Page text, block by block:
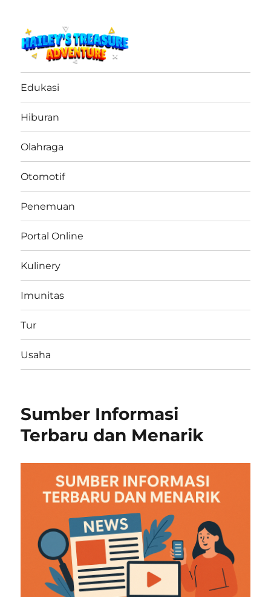
haileystreasureadventure.net
Edukasi
Hiburan
Olahraga
Otomotif
Penemuan
Portal Online
Kulinery
Imunitas
Tur
Usaha
Sumber Informasi
Terbaru dan Menarik